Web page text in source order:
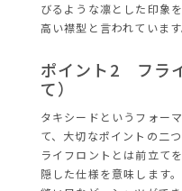
びるような凛とした印象
高い襟型と言われています
ポイント2 フラ
て）
タキシードというフォー
て、大切なポイントの二
ライフロントとは前立て
隠した仕様を意味します